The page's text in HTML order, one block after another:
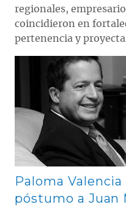
regionales,
coincidieron en
pertenencia y
Contenido multimedia
Paloma
póstumo a Juan